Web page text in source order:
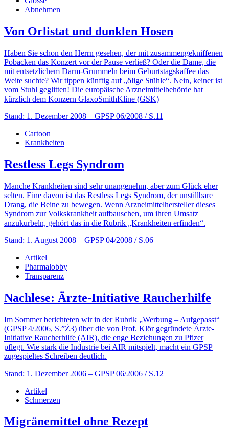
Abnehmen
Von Orlistat und dunklen Hosen
Haben Sie schon den Herrn gesehen, der mit zusammengekniffenen
Pobacken das Konzert vor der Pause verließ? Oder die Dame, die
mit entsetzlichem Darm-Grummeln beim Geburtstagskaffee das
Weite suchte? Wir tippen künftig auf „ölige Stühle“. Nein, keiner ist
vom Stuhl geglitten! Die europäische Arzneimittelbehörde hat
kürzlich dem Konzern GlaxoSmithKline (GSK)
Stand: 1. Dezember 2008 – GPSP 06/2008 / S.11
Cartoon
Krankheiten
Restless Legs Syndrom
Manche Krankheiten sind sehr unangenehm, aber zum Glück eher
selten. Eine davon ist das Restless Legs Syndrom, der unstillbare
Drang, die Beine zu bewegen. Wenn Arzneimittelhersteller dieses
Syndrom zur Volkskrankheit aufbauschen, um ihren Umsatz
anzukurbeln, gehört das in die Rubrik „Krankheiten erfinden“.
Stand: 1. August 2008 – GPSP 04/2008 / S.06
Artikel
Pharmalobby
Transparenz
Nachlese: Ärzte-Initiative Raucherhilfe
Im Sommer berichteten wir in der Rubrik „Werbung – Aufgepasst“
(GPSP 4/2006, S.”Ż3) über die von Prof. Klör gegründete Ärzte-
Initiative Raucherhilfe (AIR), die enge Beziehungen zu Pfizer
pflegt. Wie stark die Industrie bei AIR mitspielt, macht ein GPSP
zugespieltes Schreiben deutlich.
Stand: 1. Dezember 2006 – GPSP 06/2006 / S.12
Artikel
Schmerzen
Migränemittel ohne Rezept